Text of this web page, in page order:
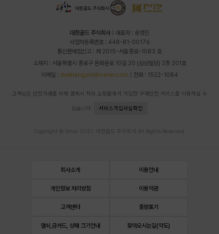
대한골드 주식회사 | 대표자 : 송영진
사업자등록번호 : 448-81-00176
통신판매업신고 : 제 2015-서울종로-1083 호
소재지 : 서울특별시 종로구 돈화문로 10길 20 (삼삼빌딩) 2층 201호
이메일 : daehangold@naver.com | 전화 : 1522-1084
고객님은 안전거래를 위해 결제시 저희 쇼핑몰에서 가입한 구매안전 서비스를 이용하실 수
있습니다. 서비스가입사실확인
Copyright © Since 2021. 대한골드 주식회사 All Rights Reserved.
회사소개 이용안내
개인정보 처리방침 이용약관
고객센터 중량표기
열쇠,금카드, 상패 크기안내 찾아오시는길(약도)